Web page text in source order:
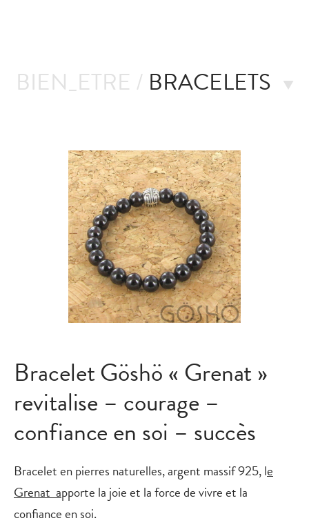
BIEN_ETRE / BRACELETS
Bracelet Göshö « Grenat »
revitalise – courage –
confiance en soi – succès
Bracelet en pierres naturelles, argent massif 925,le
Grenatapporte la joie et la force de vivre et la
confiance en soi.